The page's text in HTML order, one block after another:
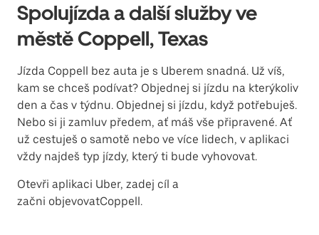
Spolujízda a další služby ve
městě Coppell, Texas
Jízda Coppell bez auta je s Uberem snadná. Už víš,
kam se chceš podívat? Objednej si jízdu na kterýkoliv
den a čas v týdnu. Objednej si jízdu, když potřebuješ.
Nebo si ji zamluv předem, ať máš vše připravené. Ať
už cestuješ o samotě nebo ve více lidech, v aplikaci
vždy najdeš typ jízdy, který ti bude vyhovovat.
Otevři aplikaci Uber, zadej cíl a
začni objevovatCoppell.